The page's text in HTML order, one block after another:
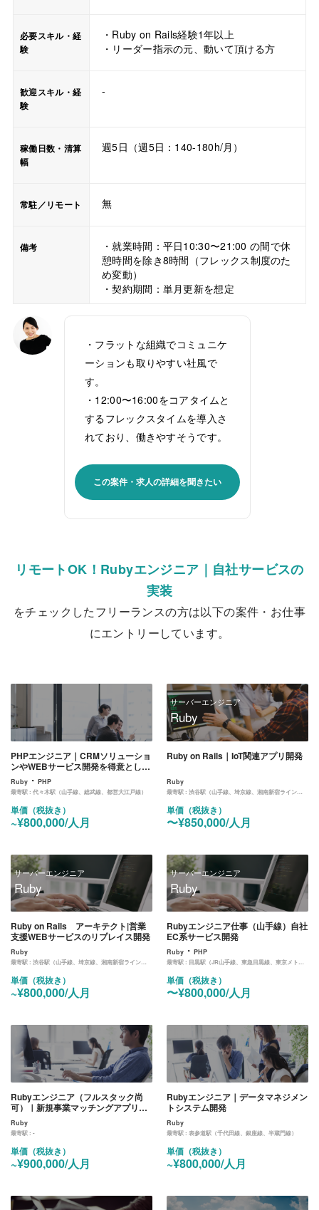
必要スキル・経
験
・Ruby on Rails経験1年以上
・リーダー指示の元、動いて頂ける方
歓迎スキル・経
験
-
稼働日数・清算
幅
週5日（週5日：140-180h/月）
常駐／リモート 無
備考
・就業時間：平日10:30〜21:00 の間で休
憩時間を除き8時間（フレックス制度のた
め変動）
・契約期間：単月更新を想定
・フラットな組織でコミュニケ
ーションも取りやすい社風で
す。
・12:00〜16:00をコアタイムと
するフレックスタイムを導入さ
れており、働きやすそうです。
この案件・求人の詳細を聞きたい
リモートOK！Rubyエンジニア｜自社サービスの
実装
をチェックしたフリーランスの方は以下の案件・お仕事
にエントリーしています。
PHPエンジニア｜CRMソリューショ
ンやWEBサービス開発を得意とした
マーケティング会社のWEB開発業務
Ruby ・ PHP
最寄駅 : 代々木駅（山手線、総武線、都営大江戸線）
単価（税抜き）
~¥800,000/人月
サーバーエンジニア
Ruby
Ruby on Rails｜IoT関連アプリ開発
Ruby
最寄駅 :渋谷駅（山手線、埼京線、湘南新宿ライン、東横線、田園都市線、銀座線、半蔵門線、副都心線）
単価（税抜き）
〜¥850,000/人月
サーバーエンジニア
Ruby
Ruby on Rails アーキテクト|営業
支援WEBサービスのリプレイス開発
Ruby
最寄駅 : 渋谷駅（山手線、埼京線、湘南新宿ライン、東横線、田園都市線、銀座線、半蔵門線、副都心線）
単価（税抜き）
~¥800,000/人月
サーバーエンジニア
Ruby
Rubyエンジニア仕事（山手線）自社
EC系サービス開発
Ruby ・PHP
最寄駅 : 目黒駅（JR山手線、東急目黒線、東京メトロ南北線、都営地下鉄三田線）
単価（税抜き）
〜¥800,000/人月
Rubyエンジニア（フルスタック尚
可）｜新規事業マッチングアプリの
開発業務
Ruby
最寄駅 : -
単価（税抜き）
~¥900,000/人月
Rubyエンジニア｜データマネジメン
トシステム開発
Ruby
最寄駅 :表参道駅（千代田線、銀座線、半蔵門線）
単価（税抜き）
~¥800,000/人月